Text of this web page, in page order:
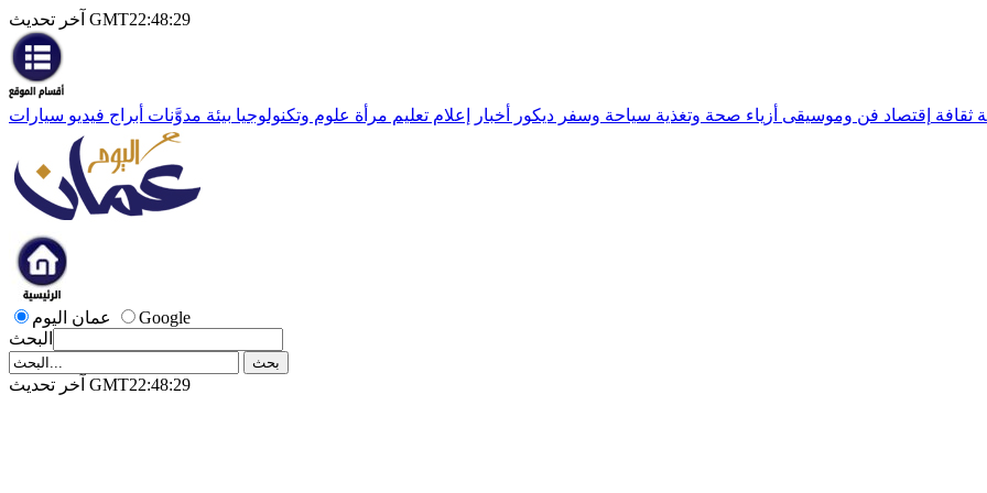
آخر تحديث GMT22:48:29
ثقافة إقتصاد فن وموسيقى أزياء صحة وتغذية سياحة وسفر ديكور أخبار إعلام تعليم مرأة علوم وتكنولوجيا بيئة مدوَّنات أبراج فيديو سيارات
عمان اليوم
Google
البحث
آخر تحديث GMT22:48:29